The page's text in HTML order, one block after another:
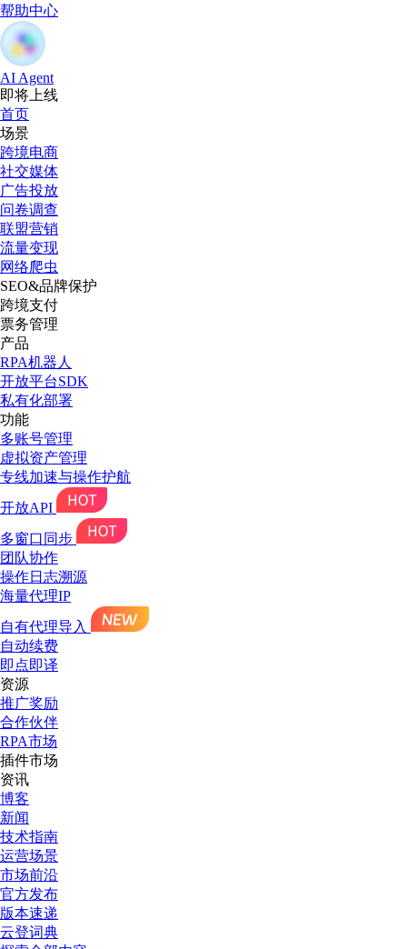
帮助中心
AI Agent
即将上线
首页
场景
跨境电商
社交媒体
广告投放
问卷调查
联盟营销
流量变现
网络爬虫
SEO&品牌保护
跨境支付
票务管理
产品
RPA机器人
开放平台SDK
私有化部署
功能
多账号管理
虚拟资产管理
专线加速与操作护航
开放API
多窗口同步
团队协作
操作日志溯源
海量代理IP
自有代理导入
自动续费
即点即译
资源
推广奖励
合作伙伴
RPA市场
插件市场
资讯
博客
新闻
技术指南
运营场景
市场前沿
官方发布
版本速递
云登词典